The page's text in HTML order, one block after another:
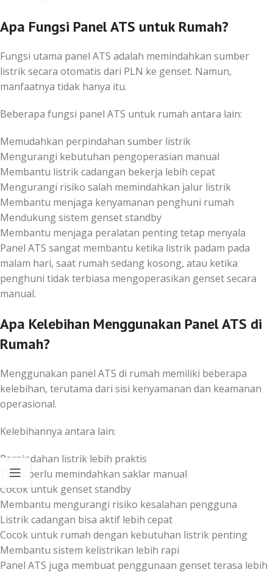
Apa Fungsi Panel ATS untuk Rumah?
Fungsi utama panel ATS adalah memindahkan sumber
listrik secara otomatis dari PLN ke genset. Namun,
manfaatnya tidak hanya itu.
Beberapa fungsi panel ATS untuk rumah antara lain:
Memudahkan perpindahan sumber listrik
Mengurangi kebutuhan pengoperasian manual
Membantu listrik cadangan bekerja lebih cepat
Mengurangi risiko salah memindahkan jalur listrik
Membantu menjaga kenyamanan penghuni rumah
Mendukung sistem genset standby
Membantu menjaga peralatan penting tetap menyala
Panel ATS sangat membantu ketika listrik padam pada
malam hari, saat rumah sedang kosong, atau ketika
penghuni tidak terbiasa mengoperasikan genset secara
manual.
Apa Kelebihan Menggunakan Panel ATS di
Rumah?
Menggunakan panel ATS di rumah memiliki beberapa
kelebihan, terutama dari sisi kenyamanan dan keamanan
operasional.
Kelebihannya antara lain:
Perpindahan listrik lebih praktis
Tidak perlu memindahkan saklar manual
Cocok untuk genset standby
Membantu mengurangi risiko kesalahan pengguna
Listrik cadangan bisa aktif lebih cepat
Cocok untuk rumah dengan kebutuhan listrik penting
Membantu sistem kelistrikan lebih rapi
Panel ATS juga membuat penggunaan genset terasa lebih